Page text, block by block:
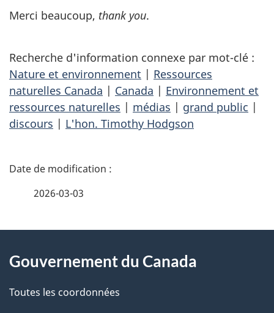
Merci beaucoup, thank you.
Recherche d'information connexe par mot-clé :
Nature et environnement | Ressources
naturelles Canada | Canada | Environnement et
ressources naturelles | médias | grand public |
discours | L'hon. Timothy Hodgson
D
i
l
2026-03-03
propos
de
Gouvernement du Canada
Toutes les coordonnées